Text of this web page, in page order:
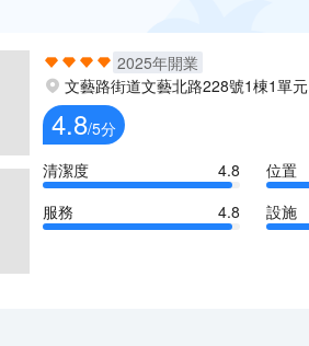
2025年開業
文藝路街道文藝北路228號1棟1單元
4.8/5分
清潔度
4.8 位置
服務
4.8 設施